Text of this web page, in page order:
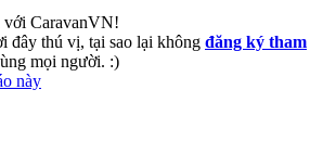
với CaravanVN!
đây thú vị, tại sao lại không đăng ký tham
mọi người. :)
này